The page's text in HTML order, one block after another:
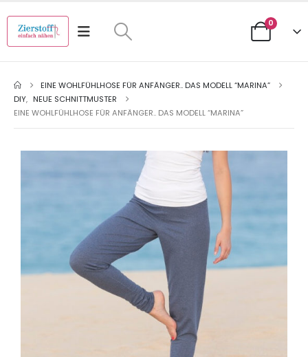
0
EINE WOHLFÜHLHOSE FÜR ANFÄNGER.. DAS MODELL “MARINA”
DIY, NEUE SCHNITTMUSTER
EINE WOHLFÜHLHOSE FÜR ANFÄNGER.. DAS MODELL “MARINA”